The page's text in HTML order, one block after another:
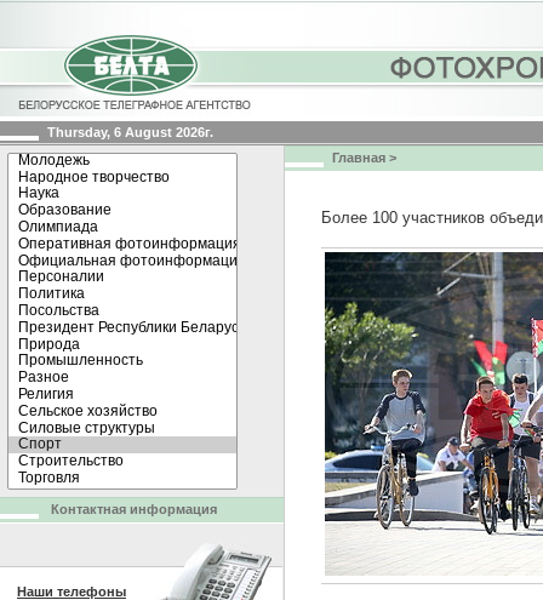
Thursday, 6 August 2026г.
Главная >
Более 100 участников
Контактная информация
Наши телефоны